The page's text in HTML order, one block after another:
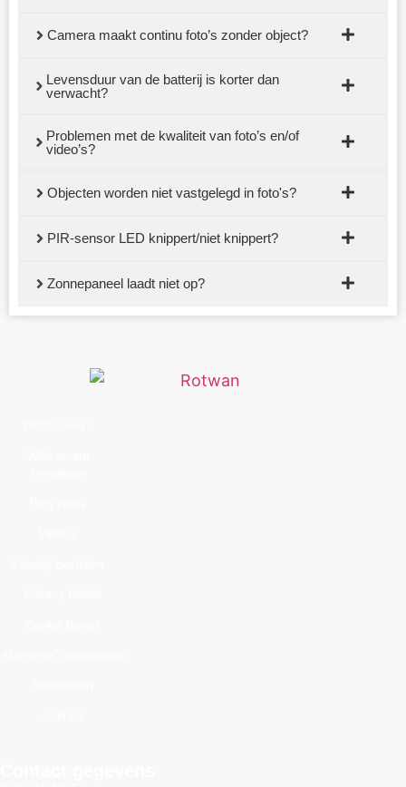
Camera maakt continu foto’s zonder object?
Levensduur van de batterij is korter dan
verwacht?
Problemen met de kwaliteit van foto’s en/of
video’s?
Objecten worden niet vastgelegd in foto's?
PIR-sensor LED knippert/niet knippert?
Zonnepaneel laadt niet op?